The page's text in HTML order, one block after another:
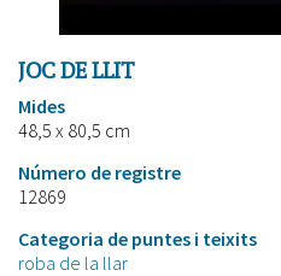
JOC DE LLIT
Mides
48,5 x 80,5 cm
Número de registre
12869
Categoria de puntes i teixits
roba de la llar